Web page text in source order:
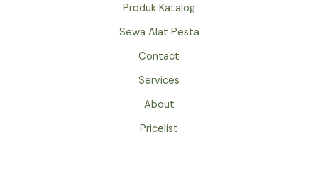
Produk Katalog
Sewa Alat Pesta
Contact
Services
About
Pricelist